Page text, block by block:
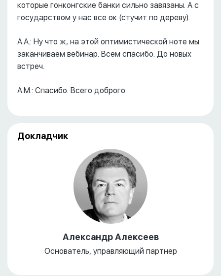
которые гонконгские банки сильно завязаны. А с
государством у нас все ок (стучит по дереву).
А.А.: Ну что ж, на этой оптимистической ноте мы
заканчиваем вебинар. Всем спасибо. До новых
встреч.
А.М.: Спасибо. Всего доброго.
Докладчик
Александр Алексеев
Основатель, управляющий партнер